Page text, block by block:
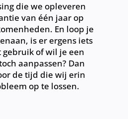
die we opleveren
van één jaar op
En loop je
is er ergens iets
of wil je een
aanpassen? Dan
de tijd die wij erin
op te lossen.